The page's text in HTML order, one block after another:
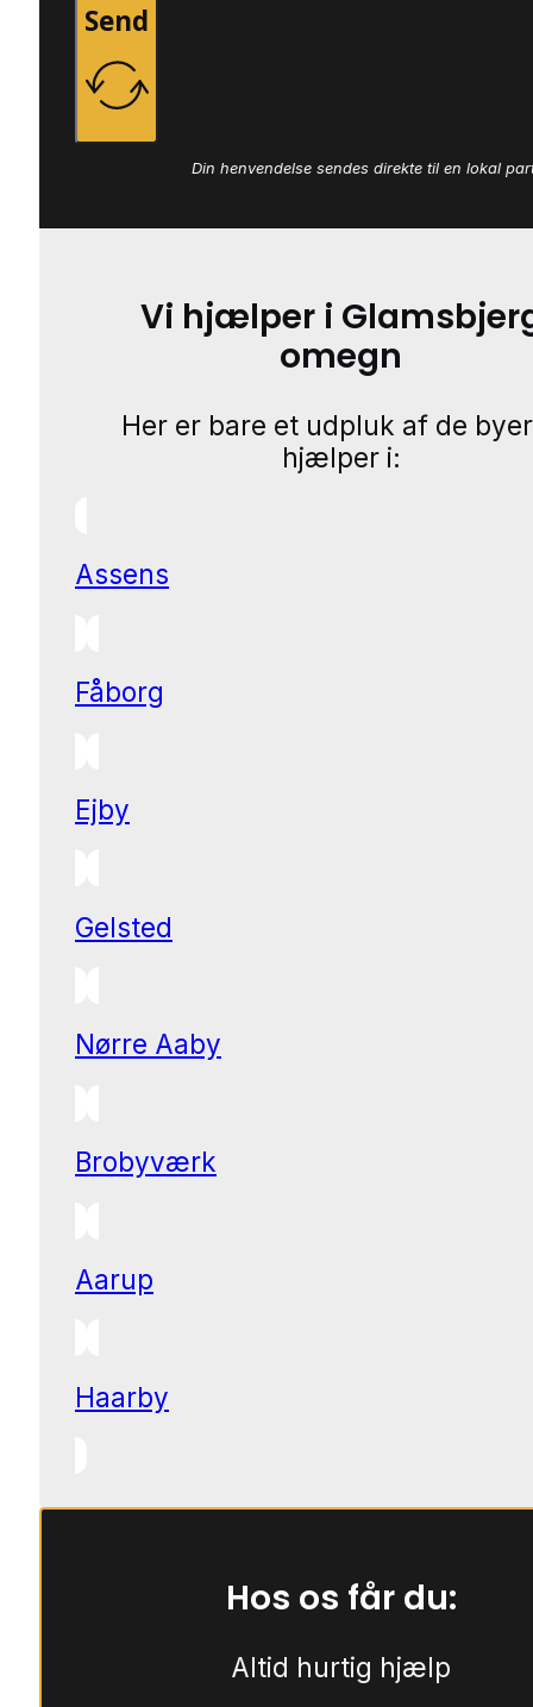
Send
Din henvendelse sendes direkte til en lokal
Vi hjælper i
omegn
Her er bare et udpluk af de
hjælper i:
Assens
Fåborg
Ejby
Gelsted
Nørre Aaby
Brobyværk
Aarup
Haarby
Hos os får du:
Altid hurtig hjælp